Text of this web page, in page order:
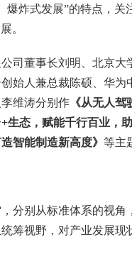
炸式发展”的特点，
。
司董事长刘明、北京
始人兼总裁陈硕、华
维涛分别作 《从无人
生态，赋能千行百业，
智能制造新高度》 等主
，分别从标准体系的视
筹视野，对产业发展现